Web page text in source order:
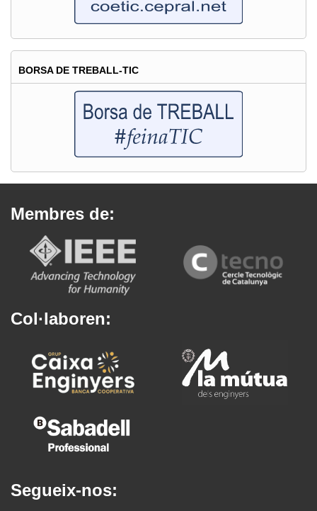
BORSA DE TREBALL-TIC
Membres de:
Col·laboren:
Segueix-nos: